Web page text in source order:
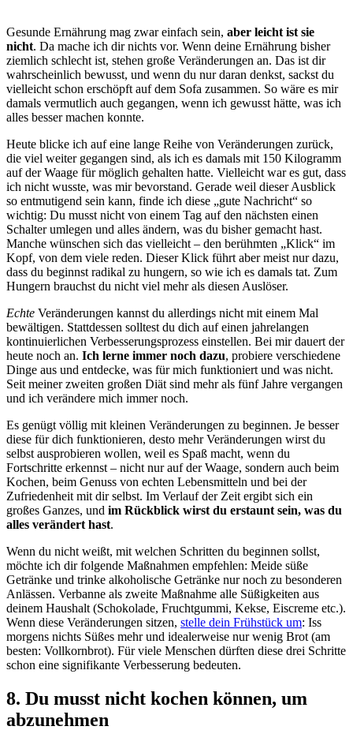
Gesunde Ernährung mag zwar einfach sein, aber leicht ist sie
nicht. Da mache ich dir nichts vor. Wenn deine Ernährung bisher
ziemlich schlecht ist, stehen große Veränderungen an. Das ist dir
wahrscheinlich bewusst, und wenn du nur daran denkst, sackst du
vielleicht schon erschöpft auf dem Sofa zusammen. So wäre es mir
damals vermutlich auch gegangen, wenn ich gewusst hätte, was ich
alles besser machen konnte.
Heute blicke ich auf eine lange Reihe von Veränderungen zurück,
die viel weiter gegangen sind, als ich es damals mit 150 Kilogramm
auf der Waage für möglich gehalten hatte. Vielleicht war es gut, dass
ich nicht wusste, was mir bevorstand. Gerade weil dieser Ausblick
so entmutigend sein kann, finde ich diese „gute Nachricht“ so
wichtig: Du musst nicht von einem Tag auf den nächsten einen
Schalter umlegen und alles ändern, was du bisher gemacht hast.
Manche wünschen sich das vielleicht – den berühmten „Klick“ im
Kopf, von dem viele reden. Dieser Klick führt aber meist nur dazu,
dass du beginnst radikal zu hungern, so wie ich es damals tat. Zum
Hungern brauchst du nicht viel mehr als diesen Auslöser.
Echte Veränderungen kannst du allerdings nicht mit einem Mal
bewältigen. Stattdessen solltest du dich auf einen jahrelangen
kontinuierlichen Verbesserungsprozess einstellen. Bei mir dauert der
heute noch an. Ich lerne immer noch dazu, probiere verschiedene
Dinge aus und entdecke, was für mich funktioniert und was nicht.
Seit meiner zweiten großen Diät sind mehr als fünf Jahre vergangen
und ich verändere mich immer noch.
Es genügt völlig mit kleinen Veränderungen zu beginnen. Je besser
diese für dich funktionieren, desto mehr Veränderungen wirst du
selbst ausprobieren wollen, weil es Spaß macht, wenn du
Fortschritte erkennst – nicht nur auf der Waage, sondern auch beim
Kochen, beim Genuss von echten Lebensmitteln und bei der
Zufriedenheit mit dir selbst. Im Verlauf der Zeit ergibt sich ein
großes Ganzes, und im Rückblick wirst du erstaunt sein, was du
alles verändert hast.
Wenn du nicht weißt, mit welchen Schritten du beginnen sollst,
möchte ich dir folgende Maßnahmen empfehlen: Meide süße
Getränke und trinke alkoholische Getränke nur noch zu besonderen
Anlässen. Verbanne als zweite Maßnahme alle Süßigkeiten aus
deinem Haushalt (Schokolade, Fruchtgummi, Kekse, Eiscreme etc.).
Wenn diese Veränderungen sitzen, stelle dein Frühstück um: Iss
morgens nichts Süßes mehr und idealerweise nur wenig Brot (am
besten: Vollkornbrot). Für viele Menschen dürften diese drei Schritte
schon eine signifikante Verbesserung bedeuten.
8. Du musst nicht kochen können, um
abzunehmen